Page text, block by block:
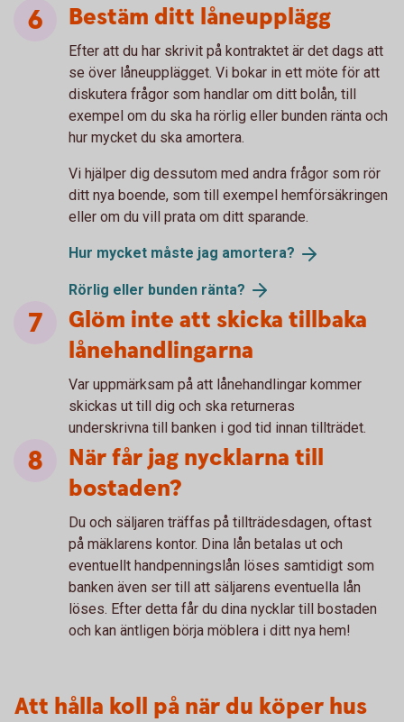
Bestäm ditt låneupplägg
Efter att du har skrivit på kontraktet är det dags att
se över låneupplägget. Vi bokar in ett möte för att
diskutera frågor som handlar om ditt bolån, till
exempel om du ska ha rörlig eller bunden ränta och
hur mycket du ska amortera.
Vi hjälper dig dessutom med andra frågor som rör
ditt nya boende, som till exempel hemförsäkringen
eller om du vill prata om ditt sparande.
Hur mycket måste jag amortera?
Rörlig eller bunden ränta?
Glöm inte att skicka tillbaka
lånehandlingarna
Var uppmärksam på att lånehandlingar kommer
skickas ut till dig och ska returneras
underskrivna till banken i god tid innan tillträdet.
När får jag nycklarna till
bostaden?
Du och säljaren träffas på tillträdesdagen, oftast
på mäklarens kontor. Dina lån betalas ut och
eventuellt handpenningslån löses samtidigt som
banken även ser till att säljarens eventuella lån
löses. Efter detta får du dina nycklar till bostaden
och kan äntligen börja möblera i ditt nya hem!
Att hålla koll på när du köper hus